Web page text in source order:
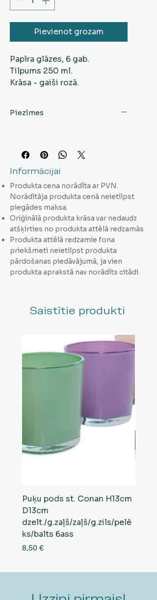
Pievienot grozam
Papīra glāzes, 6 gab.
Tilpums 250 ml.
Krāsa - gaiši rozā.
Piezīmes
Informācijai
Produkta cena norādīta ar PVN.
Norādītāja produkta cenā neietilpst
piegādes maksa.
Oriģinālā produkta krāsa var nedaudz
atšķirties no produkta attēlā redzamās
Produkta attēlā redzamie fona
priekšmeti neietilpst produkta
pārdošanas piedāvājumā, ja vien
produkta aprakstā nav norādīts citādi.
Saistītie produkti
Puķu pods st. Conan H13cm
D13cm
dzelt./g.zaļš/zaļš/g.zils/pelē
ks/balts 6ass
Cena
8,50 € Cena
8,50 €